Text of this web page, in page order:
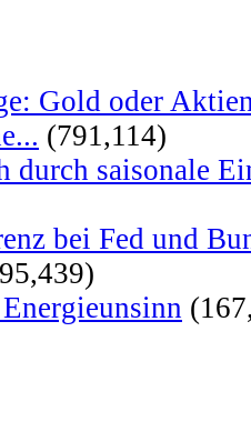
Gold oder
(791,114)
durch saisonale
bei Fed und